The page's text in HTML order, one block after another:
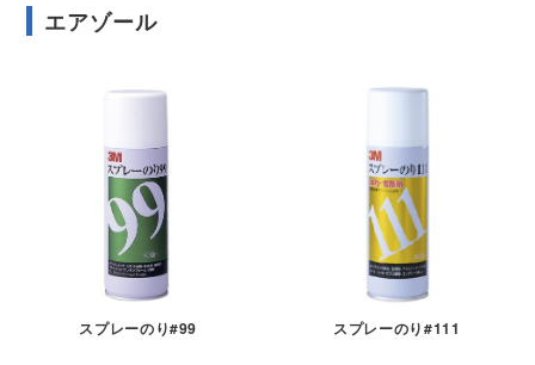
エアゾール
スプレーのり#99 スプレーのり#111